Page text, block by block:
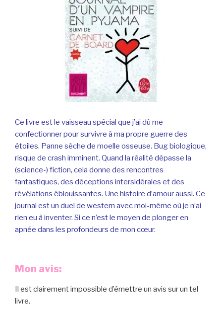
Ce livre est le vaisseau spécial que j’ai dû me
confectionner pour survivre à ma propre guerre des
étoiles. Panne sèche de moelle osseuse. Bug biologique,
risque de crash imminent. Quand la réalité dépasse la
(science-) fiction, cela donne des rencontres
fantastiques, des déceptions intersidérales et des
révélations éblouissantes. Une histoire d’amour aussi. Ce
journal est un duel de western avec moi-même où je n’ai
rien eu à inventer. Si ce n’est le moyen de plonger en
apnée dans les profondeurs de mon cœur.
Mon avis:
Il est clairement impossible d’émettre un avis sur un tel
livre.